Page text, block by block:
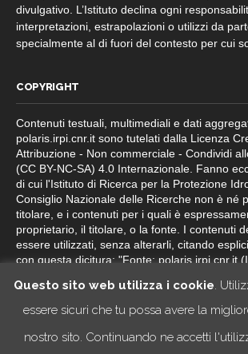
divulgativo. L’Istituto declina ogni
interpretazioni, estrapolazioni o utilizzi da
specialmente al di fuori del contesto per cui
COPYRIGHT
Contenuti testuali, multimediali e dati
polaris.irpi.cnr.it sono tutelati dalla Licenza
Attribuzione - Non commerciale - Condividi
(CC BY-NC-SA) 4.0 Internazionale. Fanno
di cui l'Istituto di Ricerca per la Protezione
Consiglio Nazionale delle Ricerche non è né
titolare, e i contenuti per i quali è
proprietario, il titolare, o la fonte. I contenuti
essere utilizzati, senza alterarli, citando
con questa dicitura: "Fonte: polaris.irpi.cnr.it
© 2014-2026 IRPI CNR
Questo sito web utilizza i cookie.
essere sicuri che tu possa avere la
nostro sito. Continuando ne accetti